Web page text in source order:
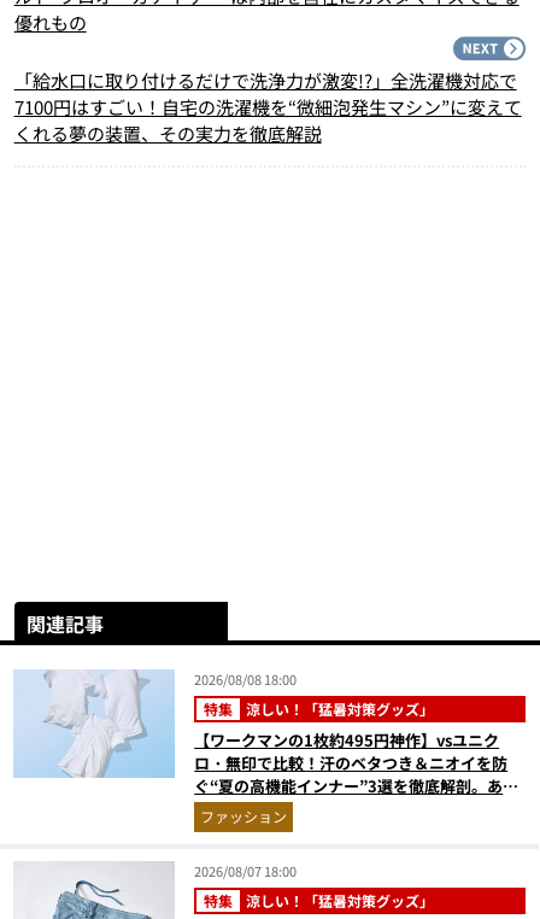
優れもの
「給水口に取り付けるだけで洗浄力が激変!?」全洗濯機対応で
7100円はすごい！自宅の洗濯機を“微細泡発生マシン”に変えて
くれる夢の装置、その実力を徹底解説
関連記事
2026/08/08 18:00
特集 涼しい！「猛暑対策グッズ」
【ワークマンの1枚約495円神作】vsユニク
ロ・無印で比較！汗のベタつき＆ニオイを防
ぐ“夏の高機能インナー”3選を徹底解剖。あな
たに最適な1着は？
ファッション
2026/08/07 18:00
特集 涼しい！「猛暑対策グッズ」